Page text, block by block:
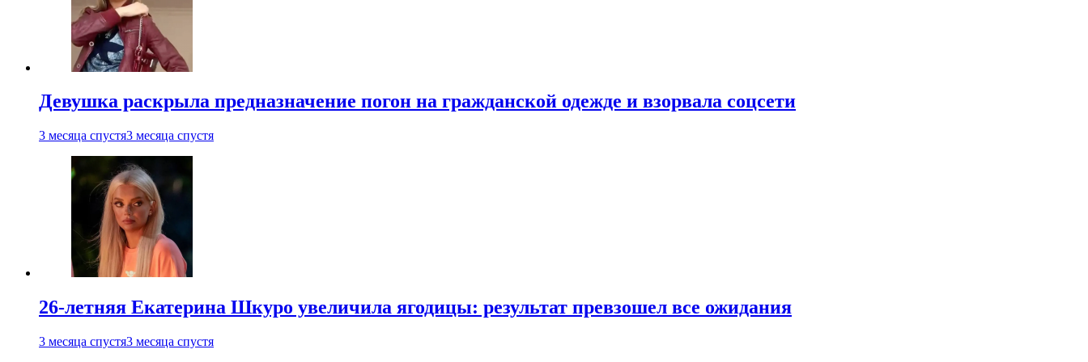
Девушка раскрыла предназначение погон на гражданской одежде и взорвала соцсети
3 месяца спустя3 месяца спустя
26-летняя Екатерина Шкуро увеличила ягодицы: результат превзошел все ожидания
3 месяца спустя3 месяца спустя